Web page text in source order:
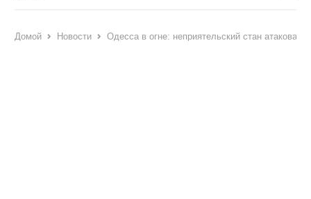
Домой Новости Одесса в огне: неприятельский стан